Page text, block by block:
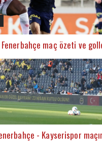
maç özeti ve
- Kayserispor